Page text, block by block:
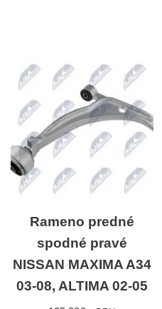
Rameno predné
spodné pravé
NISSAN MAXIMA A34
03-08, ALTIMA 02-05